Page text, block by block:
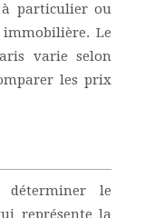
particulier ou
Le
varie selon
les prix
le
représente la